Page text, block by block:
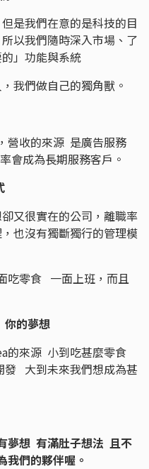
是我們在意的是科技的目
以我們隨時深入市場、了
」功能與系統
我們做自己的獨角獸。
營收的來源 是廣告服務
會成為長期服務客戶。
又很實在的公司，離職率
也沒有獨斷獨行的管理模
吃零食 一面上班，而且
的夢想
的來源 小到吃甚麼零食
大到未來我們想成為甚
夢想 有滿肚子想法 且不
我們的夥伴喔。